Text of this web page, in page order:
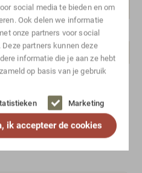
social media te bieden en om
Ook delen we informatie
onze partners voor social
partners kunnen deze
informatie die je aan ze hebt
op basis van je gebruik
Marketing
ik accepteer de cookies
Scandinavisch design, Vintage
Merkloos
200-250
50-100
vintage